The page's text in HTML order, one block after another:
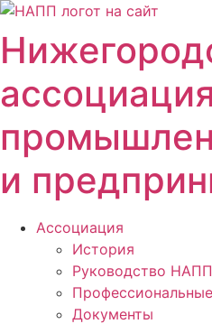
Перейти
содержимому
ассоциация
и
Ассоциация
История
Руководство НАПП
Документы